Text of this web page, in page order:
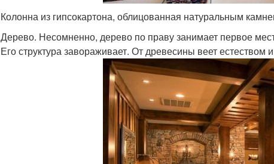
Колонна из гипсокартона, облицованная натуральным
Дерево. Несомненно, дерево по праву занимает первое
Его структура завораживает. От древесины веет естеством